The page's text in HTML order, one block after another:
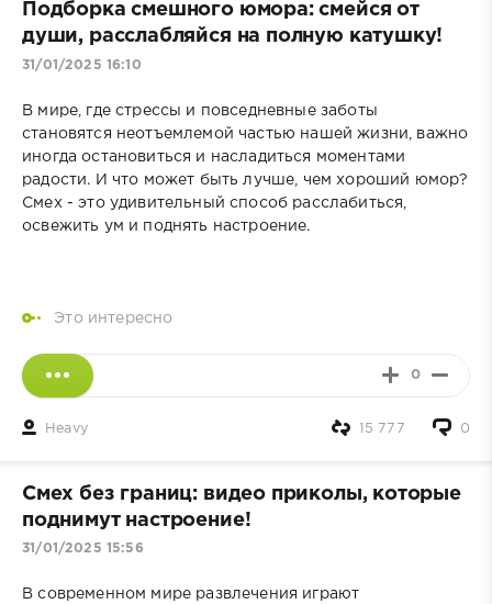
Подборка смешного юмора: смейся от
души, расслабляйся на полную катушку!
31/01/2025 16:10
В мире, где стрессы и повседневные заботы
становятся неотъемлемой частью нашей жизни, важно
иногда остановиться и насладиться моментами
радости. И что может быть лучше, чем хороший юмор?
Смех - это удивительный способ расслабиться,
освежить ум и поднять настроение.
Это интересно
0
Heavy 0
15 777
Смех без границ: видео приколы, которые
поднимут настроение!
31/01/2025 15:56
В современном мире развлечения играют